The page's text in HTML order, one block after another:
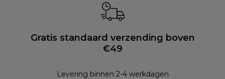
Gratis standaard verzending boven
€49
Levering binnen 2-4 werkdagen